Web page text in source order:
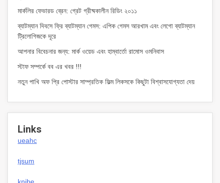
মার্কলির ফেভারড ব্রেন: গ্রেট গ্রীষ্মকালীন রিডিং ২০১১
ব্যাটম্যান দিবসে ফ্রি ব্যাটম্যান গেমস: এপিক গেমস আরখাম এবং লেগো ব্যাটম্যান
ট্রিলোগিজকে দূরে
আপনার বিবেচনার জন্য: মার্ক ওয়েড এবং হাম্বার্তো রামোস ওমনিবাস
স্টাফ সম্পর্কে বব এর খবর !!!
নতুন পাখি অফ প্রি পোস্টার সাম্প্রতিক ফিল্ম লিকসকে কিছুটা বিশ্বাসযোগ্যতা দেয়
Links
ueahc
tjsum